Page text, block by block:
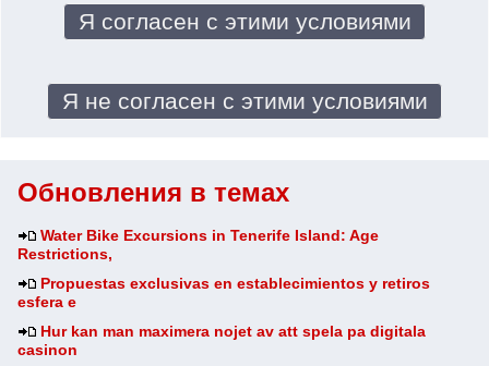
Обновления в темах
Water Bike Excursions in Tenerife Island: Age
Restrictions,
Propuestas exclusivas en establecimientos y retiros
esfera e
Hur kan man maximera nojet av att spela pa digitala
casinon